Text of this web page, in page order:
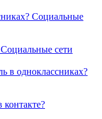
Социальные
Социальные сети
в одноклассниках?